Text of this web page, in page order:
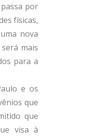
por
físicas,
nova
mais
para a
e os
que
que
visa à